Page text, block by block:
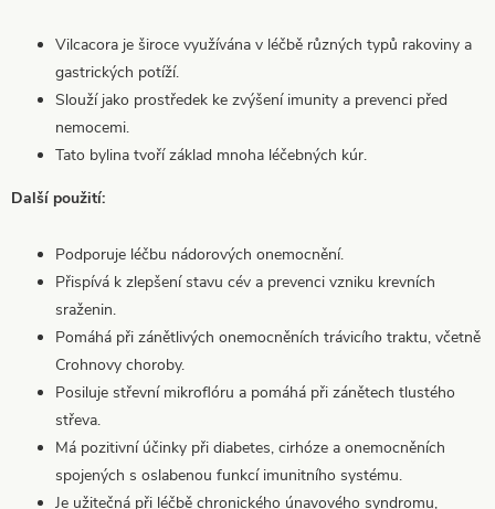
Vilcacora je široce využívána v léčbě různých typů rakoviny a
gastrických potíží.
Slouží jako prostředek ke zvýšení imunity a prevenci před
nemocemi.
Tato bylina tvoří základ mnoha léčebných kúr.
Další použití:
Podporuje léčbu nádorových onemocnění.
Přispívá k zlepšení stavu cév a prevenci vzniku krevních
sraženin.
Pomáhá při zánětlivých onemocněních trávicího traktu, včetně
Crohnovy choroby.
Posiluje střevní mikroflóru a pomáhá při zánětech tlustého
střeva.
Má pozitivní účinky při diabetes, cirhóze a onemocněních
spojených s oslabenou funkcí imunitního systému.
Je užitečná při léčbě chronického únavového syndromu,